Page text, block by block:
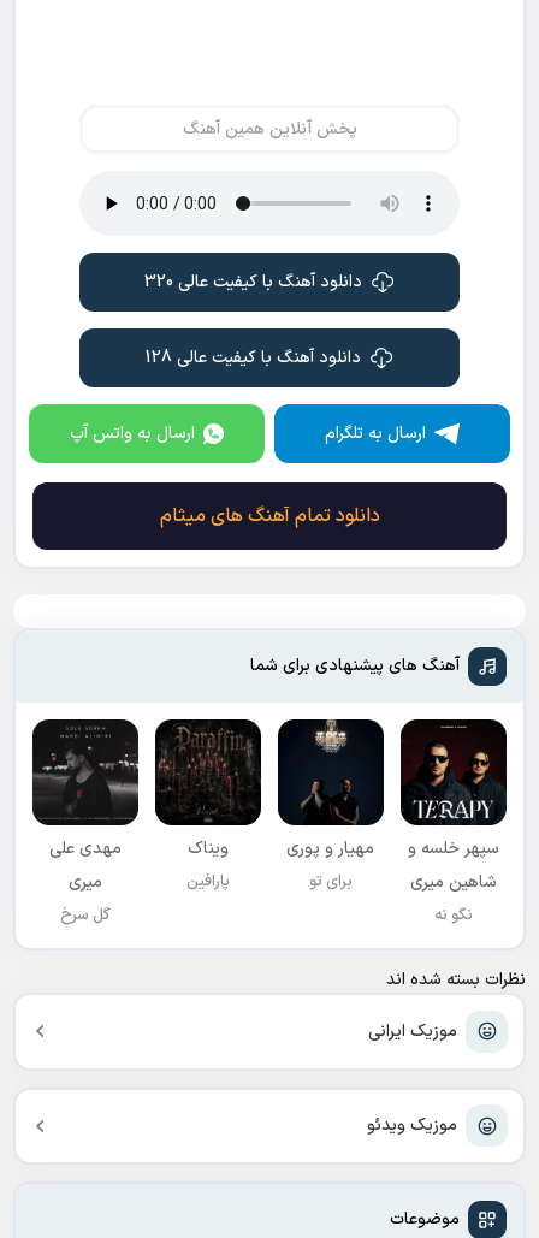
موزیک ایرانی
موزیک ویدئو
موضوعات
پخش آنلاین همین آهنگ
دانلود آهنگ با کیفیت عالی 320
دانلود آهنگ با کیفیت عالی 128
ارسال به تلگرام ارسال به واتس آپ
دانلود تمام آهنگ های میثام
آهنگ های پیشنهادی برای شما
سپهر خلسه و
شاهین میری
نگو نه
مهیار و پوری
برای تو
ویناک
پارافین
مهدی علی
میری
گل سرخ
نظرات بسته شده اند